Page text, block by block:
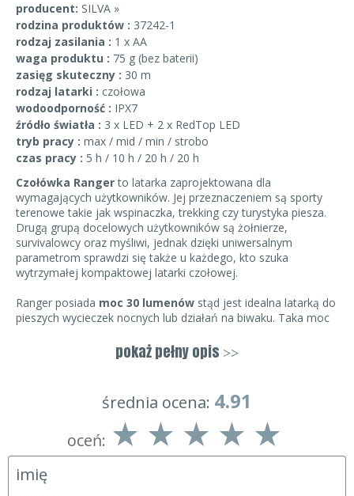
producent: SILVA »
rodzina produktów : 37242-1
rodzaj zasilania : 1 x AA
waga produktu : 75 g (bez baterii)
zasięg skuteczny : 30 m
rodzaj latarki : czołowa
wodoodporność : IPX7
źródło światła : 3 x LED + 2 x RedTop LED
tryb pracy : max / mid / min / strobo
czas pracy : 5 h / 10 h / 20 h / 20 h
Czołówka Rangerto latarka zaprojektowana dla
wymagających użytkowników. Jej przeznaczeniem są sporty
terenowe takie jak wspinaczka, trekking czy turystyka piesza.
Drugą grupą docelowych użytkowników są żołnierze,
survivalowcy oraz myśliwi, jednak dzięki uniwersalnym
parametrom sprawdzi się także u każdego, kto szuka
wytrzymałej kompaktowej latarki czołowej.
Ranger posiada moc 30 lumenów stąd jest idealna latarką do
pieszych wycieczek nocnych lub działań na biwaku. Taka moc
Jest to wystarczający dystans, aby czuć się pewnie i
pozwala na lepsze oświetlenie drogi którą się poruszamy.
Działa w ten sposób, że dwie diody oświetlają przód a dwie
boki drogi, którą się poruszamy.Taki system oświetlenia
sprawdza się o wiele lepiej od tradycyjnych. Wyraźniej widać
naszą trasę i jej boki, dzięki czemu nie musimy kręcić głową,
aby sprawdzić, co znajduje się obok.
pokaż pełny opis >>
średnia ocena: 4.91
oceń: